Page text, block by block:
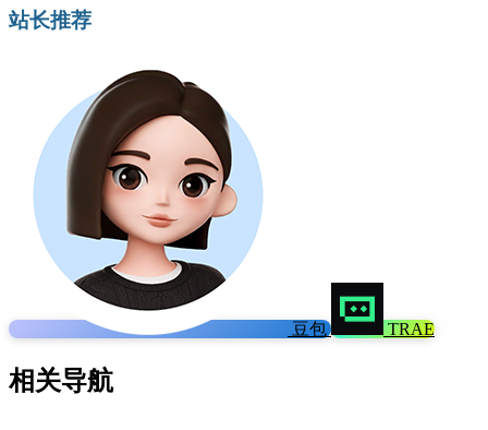
站长推荐
豆包 TRAE
相关导航